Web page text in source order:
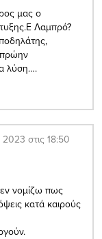
μας ο
Λαμπρό?
λύση….
2023 στις 18:50
νομίζω πως
κατά καιρούς